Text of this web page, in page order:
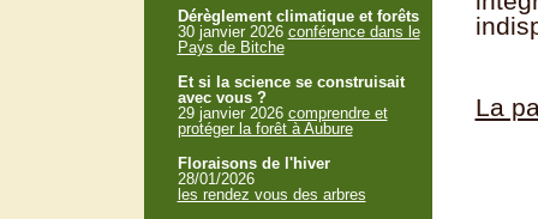
La
Dérèglement climatique et forêts
30 janvier 2026 conférence dans le
Pays de Bitche
Et si la science se construisait
avec vous ?
29 janvier 2026 comprendre et
protéger la forêt à Aubure
Floraisons de l'hiver
28/01/2026
les rendez vous des arbres